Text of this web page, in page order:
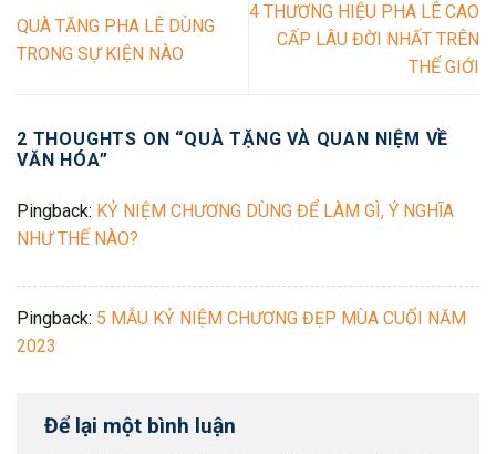
QUÀ TĂNG PHA LÊ DÙNG
TRONG SỰ KIỆN NÀO
4 THƯƠNG HIỆU PHA LÊ CAO
CẤP LÂU ĐỜI NHẤT TRÊN
THẾ GIỚI
2 THOUGHTS ON “QUÀ TẶNG VÀ QUAN NIỆM VỀ
VĂN HÓA”
Pingback: KỶ NIỆM CHƯƠNG DÙNG ĐỂ LÀM GÌ, Ý NGHĨA
NHƯ THẾ NÀO?
Pingback: 5 MẪU KỶ NIỆM CHƯƠNG ĐẸP MÙA CUỐI NĂM
2023
Để lại một bình luận